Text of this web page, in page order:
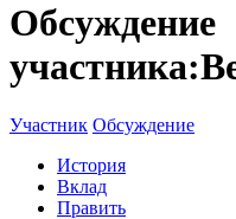
Обсуждение
Участник Обсуждение
История
Вклад
Править